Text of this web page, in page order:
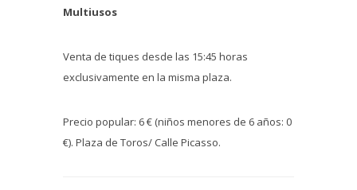
Multiusos
Venta de tiques desde las 15:45 horas
exclusivamente en la misma plaza.
Precio popular: 6 € (niños menores de 6 años: 0
€). Plaza de Toros/ Calle Picasso.